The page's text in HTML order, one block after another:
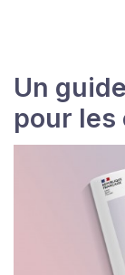
Un
pour les